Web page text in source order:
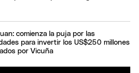
comienza la puja por las
para invertir los US$250 millones
por Vicuña